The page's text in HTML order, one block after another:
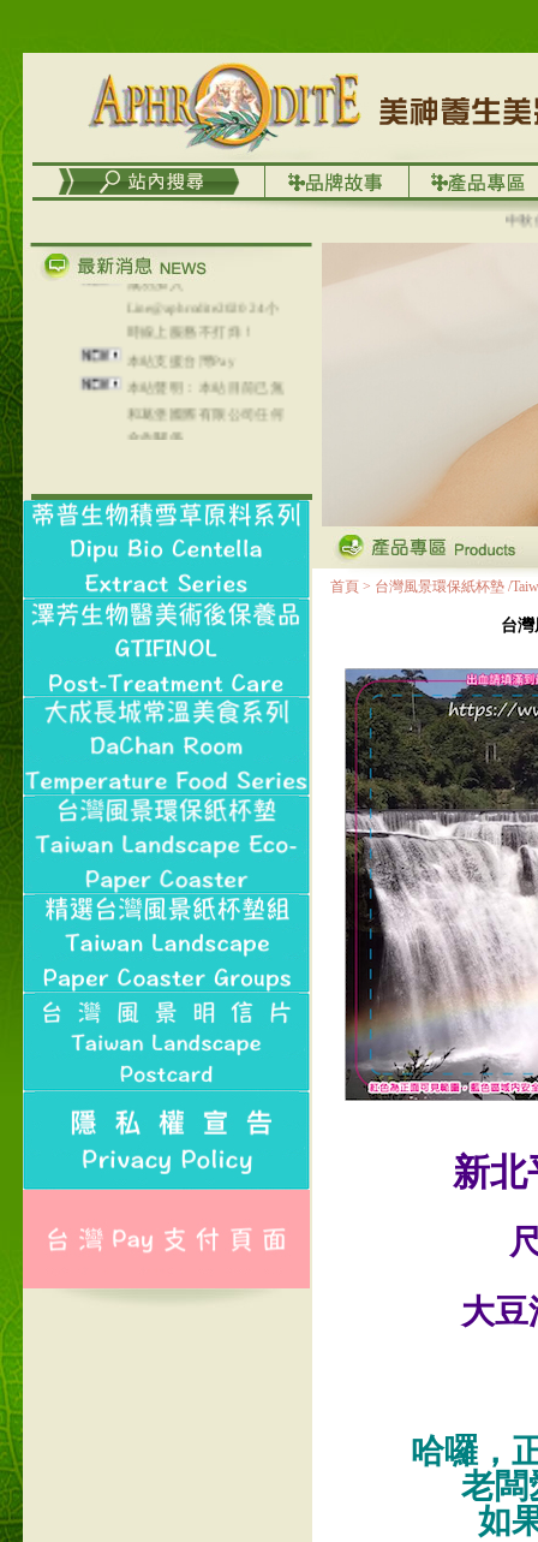
中秋優
列，可以郵寄至部分亞太
在外租屋者、居住處無管
理員、不方便在工作地點
取件者，歡迎多多使用
【郵局i郵箱】的服務喔～
【i郵箱】設立的地點，請
成功加入
Line@aphrodite2020 24小
時線上服務不打烊！
本站支援台灣Pay
本站聲明：本站目前已無
和葛堡國際有限公司任何
合作關係
本站支援支付宝
NT$320(RMB￥71.00)
首頁 > 台灣風景環保紙杯墊 /
台灣
新北
大
哈囉，
老闆
如